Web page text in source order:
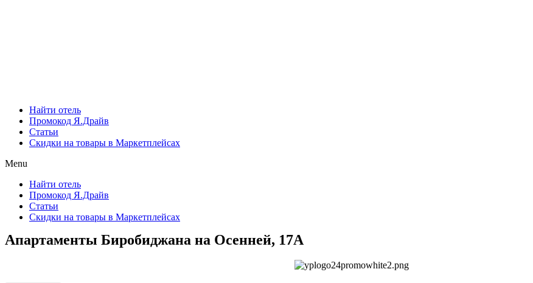
Найти отель
Промокод Я.Драйв
Статьи
Скидки на товары в Маркетплейсах
Menu
Найти отель
Промокод Я.Драйв
Статьи
Скидки на товары в Маркетплейсах
Апартаменты Биробиджана на Осенней, 17А